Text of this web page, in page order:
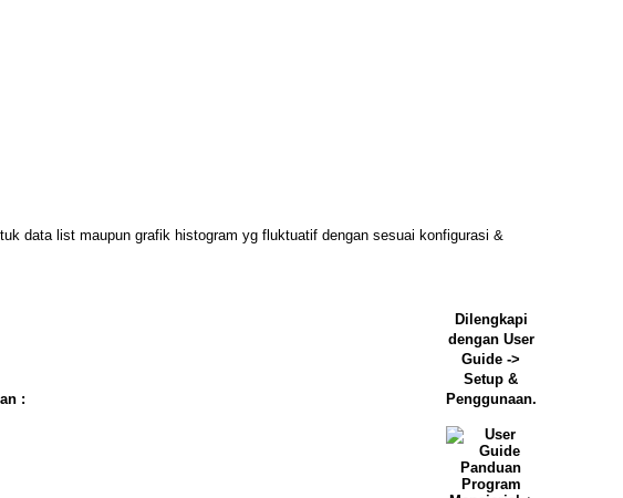
data list maupun grafik histogram yg fluktuatif dengan sesuai konfigurasi &
:
Dilengkapi
dengan User
Guide ->
Setup &
Penggunaan.